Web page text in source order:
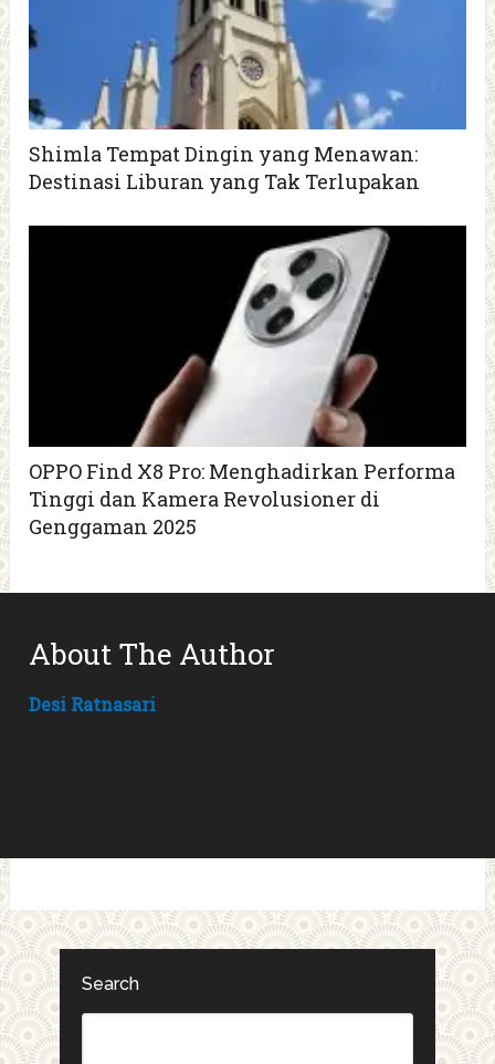
Shimla Tempat Dingin yang Menawan:
Destinasi Liburan yang Tak Terlupakan
OPPO Find X8 Pro: Menghadirkan Performa
Tinggi dan Kamera Revolusioner di
Genggaman 2025
About The Author
Desi Ratnasari
Search